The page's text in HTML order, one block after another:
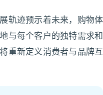
轨迹预示着未来，购物体
与每个客户的独特需求和
重新定义消费者与品牌互